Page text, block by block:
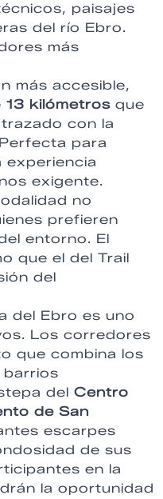
paisajes
del río Ebro.
más
más accesible,
13 kilómetros que
con la
para
experiencia
exigente.
no
prefieren
entorno. El
que el del Trail
del
del Ebro es uno
Los corredores
que combina los
barrios
del Centro
de San
escarpes
de sus
en la
la oportunidad